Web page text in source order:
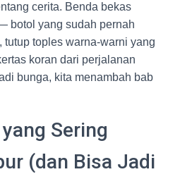
cerita. Benda bekas
botol yang sudah pernah
toples warna-warni yang
koran dari perjalanan
bunga, kita menambah bab
Sering
(dan Bisa Jadi